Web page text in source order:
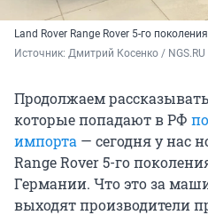
Land Rover Range Rover 5-го поколения
Источник: Дмитрий Косенко / NGS.RU
Продолжаем
которые попадают в РФ
импорта — сегодня у нас
Range Rover 5-го
Германии. Что это за
выходят производители